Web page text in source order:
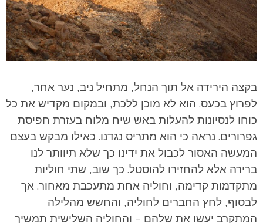
בקצה הירידה אל תוך הנחל, מתחיל ניב, נער אחר,
לפרוץ בכעס. הוא לא מוכן ללכת, ובמקום מקדיש את כל
כוחו לנסיונות להעלות באש שיח מלוח בעזרת חפיסת
גפרורים. נראה כי הוא מתריס נגדנו. כאילו מבקש בעצם
המעשה האסור לכבול את ידינו כך שלא תיוותר לנו
ברירה אלא להחזירו להוסטל. כך שוב, שתי חוליות
מתקדמות קדימה, וחוליה אחת מתעכבת מאחור. אך
לבסוף, לחץ החברים לחוליה, והחשש מהלילה
המתקרב יעשו את שלהם – והחוליה השלישית תמשיך